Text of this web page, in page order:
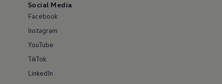
Social Media
Facebook
Instagram
YouTube
TikTok
LinkedIn